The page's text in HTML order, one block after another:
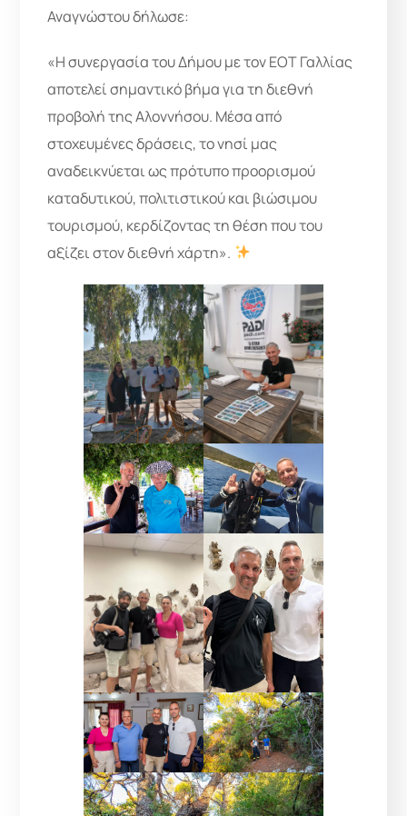
Αναγνώστου δήλωσε:
«Η συνεργασία του Δήμου με τον ΕΟΤ Γαλλίας
αποτελεί σημαντικό βήμα για τη διεθνή
προβολή της Αλοννήσου. Μέσα από
στοχευμένες δράσεις, το νησί μας
αναδεικνύεται ως πρότυπο προορισμού
καταδυτικού, πολιτιστικού και βιώσιμου
τουρισμού, κερδίζοντας τη θέση που του
αξίζει στον διεθνή χάρτη».